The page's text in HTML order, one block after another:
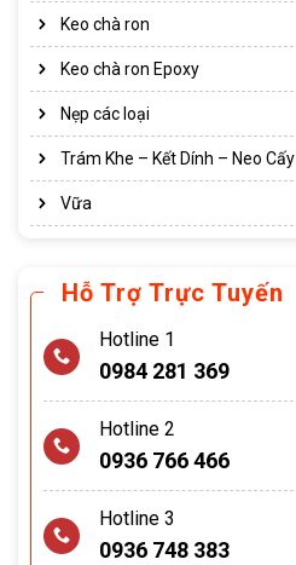
Keo chà ron
Keo chà ron Epoxy
Nẹp các loại
Trám Khe – Kết Dính – Neo Cấy
Vữa
Hỗ Trợ Trực Tuyến
Hotline 1
0984 281 369
Hotline 2
0936 766 466
Hotline 3
0936 748 383